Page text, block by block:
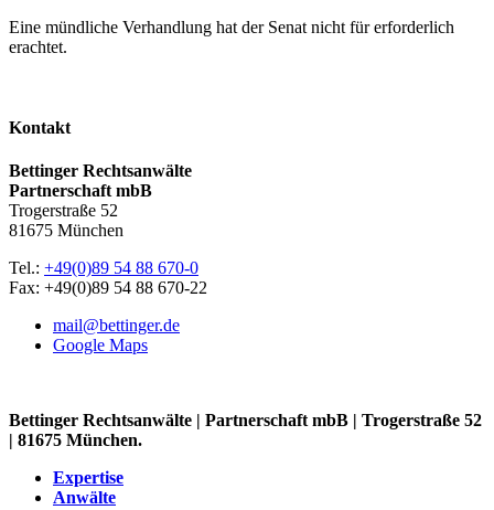
Eine mündliche Verhandlung hat der Senat nicht für erforderlich
erachtet.
Kontakt
Bettinger Rechtsanwälte
Partnerschaft mbB
Trogerstraße 52
81675 München
Tel.: +49(0)89 54 88 670-0
Fax: +49(0)89 54 88 670-22
mail@bettinger.de
Google Maps
Bettinger Rechtsanwälte | Partnerschaft mbB | Trogerstraße 52
| 81675 München.
Expertise
Anwälte